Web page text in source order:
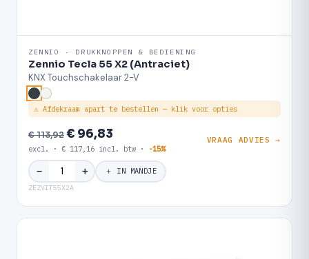
ZENNIO · DRUKKNOPPEN & BEDIENING
Zennio Tecla 55 X2 (Antraciet)
KNX Touchschakelaar 2-V
⚠ Afdekraam apart te bestellen — klik voor opties
€ 113,92€ 96,83
excl. · € 117,16 incl. btw · -15%
VRAAG ADVIES →
− ＋ ＋ IN MANDJE
ZEZVIT55X2A